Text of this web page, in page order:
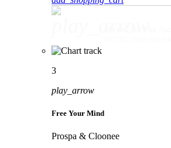
3
play_arrow
Free Your Mind
Prospa & Cloonee